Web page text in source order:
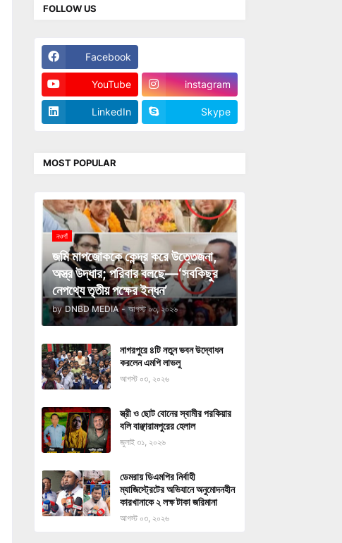
FOLLOW US
Facebook
YouTube instagram
LinkedIn Skype
MOST POPULAR
নওগাঁ
জমি মাপজোককে কেন্দ্র করে উত্তেজনা,
অস্ত্র উদ্ধার; পরিবার বলছে—‘সবকিছুর
নেপথ্যে তৃতীয় পক্ষের ইন্ধন’
by DNBD MEDIA - আগস্ট ০৩, ২০২৬
নাগরপুরে ৪টি নতুন ভবন উদ্বোধন
করলেন এমপি লাভলু
আগস্ট ০৩, ২০২৬
স্ত্রী ও ছোট বোনের স্বামীর পরকিয়ার
বলি বাঞ্ছারামপুরের হেলাল
জুলাই ৩১, ২০২৬
ডেমরায় ডিএমপির নির্বাহী
ম্যাজিস্ট্রেটের অভিযানে অনুমোদনহীন
কারখানাকে ২ লক্ষ টাকা জরিমানা
আগস্ট ০৩, ২০২৬